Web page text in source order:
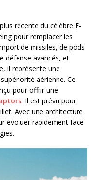
récente du célèbre F-
pour remplacer les
de missiles, de pods
défense avancés, et
il représente une
aérienne. Ce
pour offrir une
. Il est prévu pour
Avec une architecture
évoluer rapidement face